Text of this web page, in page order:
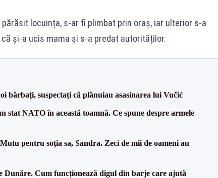
locuința, s-ar fi plimbat prin oraș, iar ulterior s-a
și-a ucis mama și s-a predat autorităților.
bărbați, suspectați că plănuiau asasinarea lui Vučić
stat NATO în această toamnă. Ce spune despre armele
pentru soția sa, Sandra. Zeci de mii de oameni au
Dunăre. Cum funcționează digul din barje care ajută